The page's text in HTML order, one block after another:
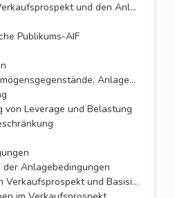
Angaben im Verkaufsprospekt und den Anlagebedingungen
Publikums-AIF
Zulässige Vermögensgegenstände, Anlagegrenzen
von Leverage und Belastung
der Anlagebedingungen
Erstellung von Verkaufsprospekt und Basisinformationsblatt